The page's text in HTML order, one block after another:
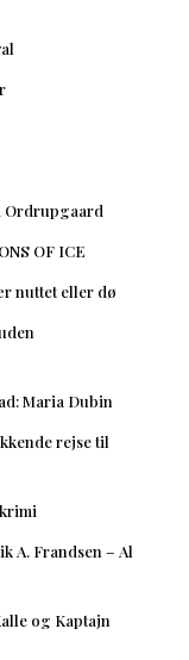
Ordrupgaard
OF ICE
nuttet eller dø
Maria Dubin
rejse til
A. Frandsen – Al
og Kaptajn